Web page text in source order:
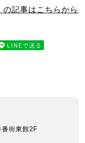
記事はこちらから
街東館2F